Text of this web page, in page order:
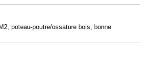
poteau-poutre/ossature bois, bonne